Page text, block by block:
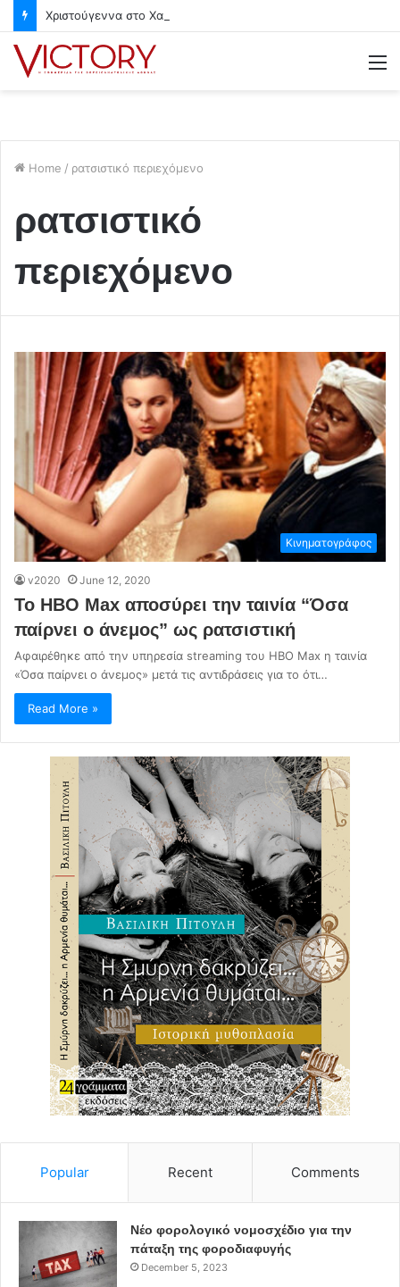
Home / ρατσιστικό περιεχόμενο
ρατσιστικό
περιεχόμενο
Κινηματογράφος
v2020 June 12, 2020
Το HBO Max αποσύρει την ταινία “Όσα
παίρνει ο άνεμος” ως ρατσιστική
Αφαιρέθηκε από την υπηρεσία streaming του HBO Max η ταινία
«Όσα παίρνει ο άνεμος» μετά τις αντιδράσεις για το ότι…
Read More »
Popular Recent Comments
Νέο φορολογικό νομοσχέδιο για την
πάταξη της φοροδιαφυγής
December 5, 2023